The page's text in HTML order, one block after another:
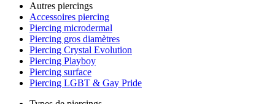
Autres piercings
Accessoires piercing
Piercing microdermal
Piercing gros diamètres
Piercing Crystal Evolution
Piercing Playboy
Piercing surface
Piercing LGBT & Gay Pride